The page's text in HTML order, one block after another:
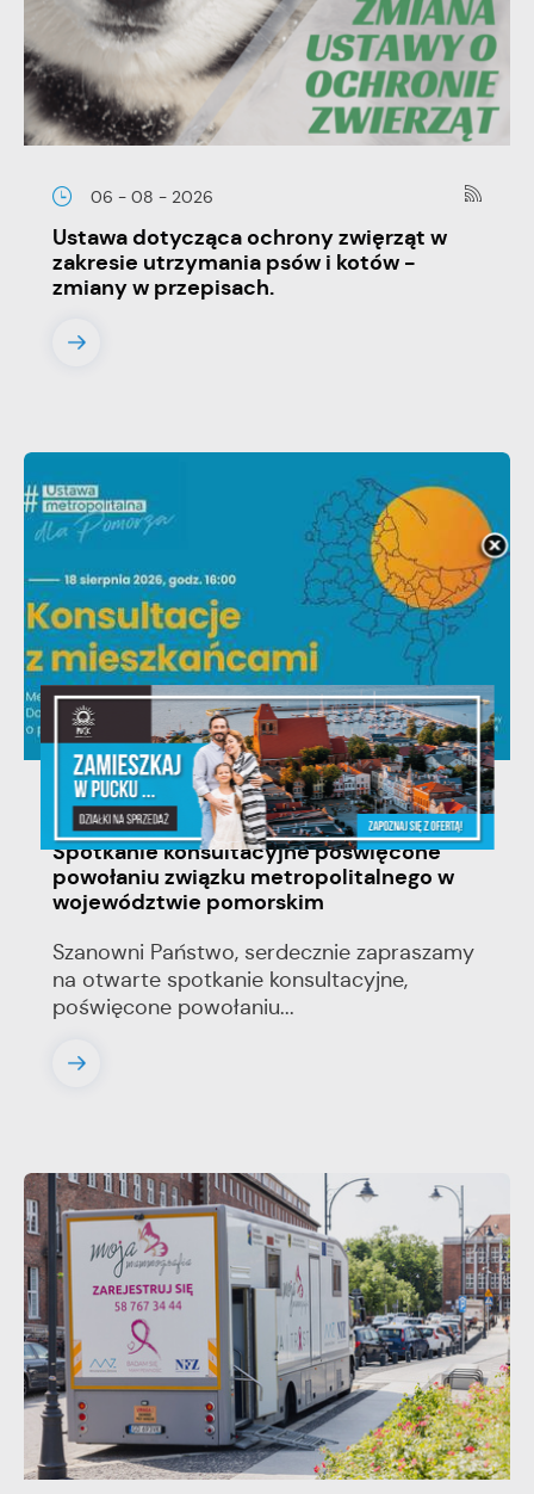
06 - 08 - 2026
Ustawa dotycząca ochrony zwięrząt w
zakresie utrzymania psów i kotów -
zmiany w przepisach.
06 - 08 - 2026
Spotkanie konsultacyjne poświęcone
powołaniu związku metropolitalnego w
województwie pomorskim
Szanowni Państwo, serdecznie zapraszamy
na otwarte spotkanie konsultacyjne,
poświęcone powołaniu...